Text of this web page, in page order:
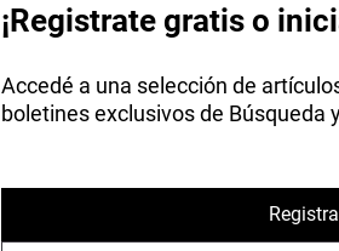
¡Registrate gratis o
Accedé a una selección de
boletines exclusivos de Búsqueda